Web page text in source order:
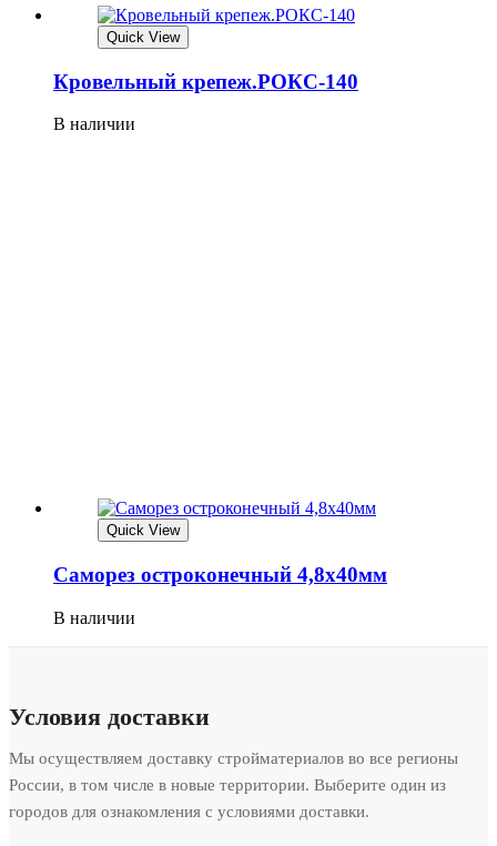
Quick View
Кровельный крепеж.РОКС-140
В наличии
Quick View
Саморез остроконечный 4,8х40мм
В наличии
Условия доставки
Мы осуществляем доставку стройматериалов во все регионы
России, в том числе в новые территории. Выберите один из
городов для ознакомления с условиями доставки.